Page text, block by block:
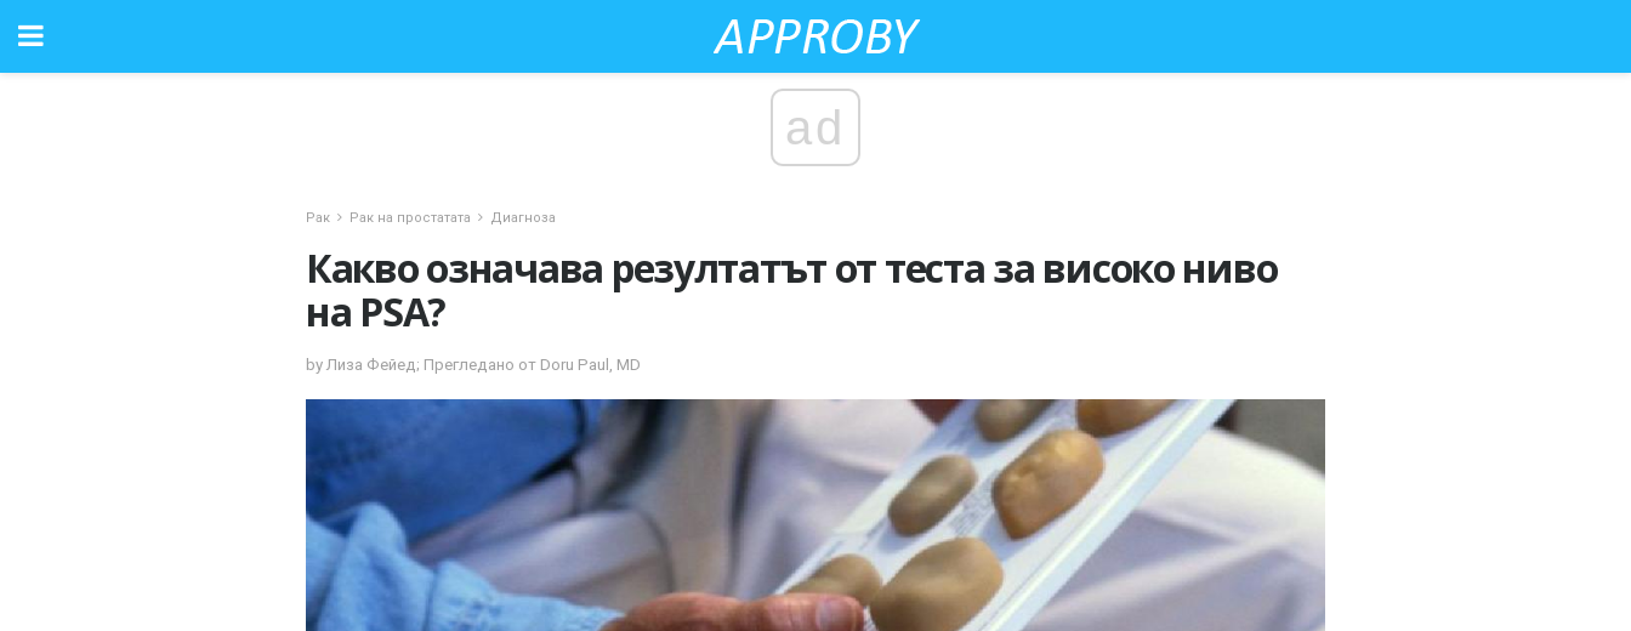
ad
Рак Рак на простатата Диагноза
Какво означава резултатът от теста за високо ниво
на PSA?
by Лиза Фейед; Прегледано от Doru Paul, MD